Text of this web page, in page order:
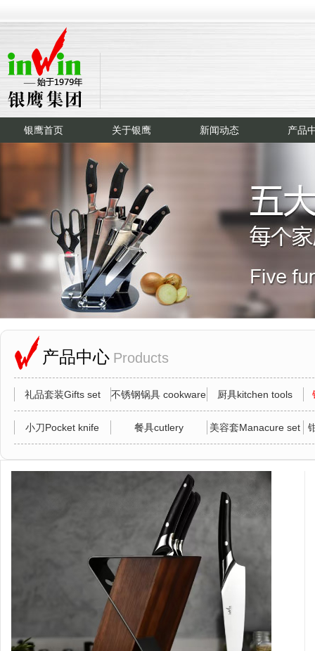
银鹰首页 关于银鹰 新闻动态 产品
产品中心 Products
礼品套装Gifts set 不锈钢锅具 cookware 厨具kitchen tools
小刀Pocket knife 餐具cutlery 美容套Manacure set